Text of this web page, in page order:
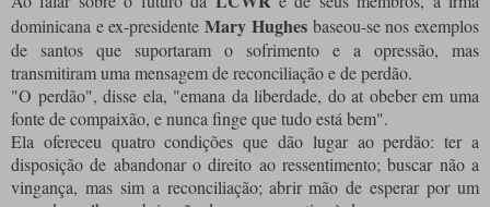
dominicana e ex-presidenteMary Hughesbaseou-se nos exemplos
de santos que suportaram o sofrimento e a opressão, mas
transmitiram uma mensagem de reconciliação e de perdão.
"O perdão", disse ela, "emana da liberdade, do at obeber em uma
fonte de compaixão, e nunca finge que tudo está bem".
Ela ofereceu quatro condições que dão lugar ao perdão: ter a
disposição de abandonar o direito ao ressentimento; buscar não a
vingança, mas sim a reconciliação; abrir mão de esperar por um